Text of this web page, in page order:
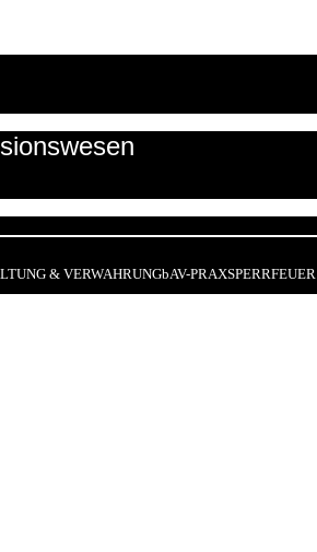
& VERWAHRUNGbAV-PRAXSPERRFEUER